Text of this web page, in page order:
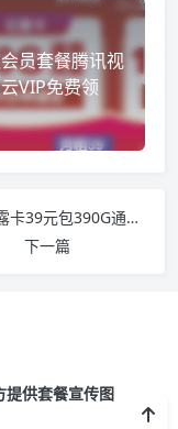
员套餐腾讯视
VIP免费领
联通竹露卡39元包390G通用+300分钟
下一篇
提供套餐宣传图